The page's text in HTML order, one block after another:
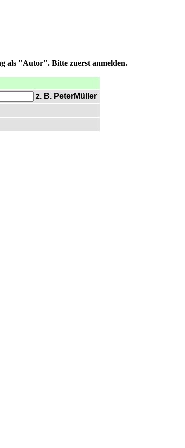
als "Autor". Bitte zuerst anmelden.
z. B. PeterMüller